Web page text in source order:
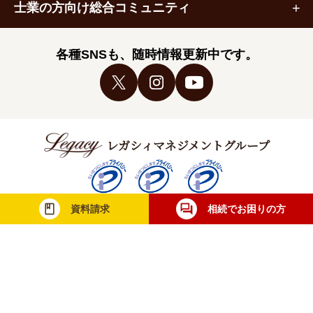
資料請求 相続でお困りの方
士業の方向け総合コミュニティ
各種SNSも、随時情報更新中です。
レガシィマネジメントグループ
税理士法人レガシィ 行政書士法人レガシィ